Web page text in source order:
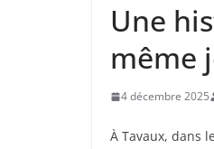
Une
même
4 décembre 2025
À Tavaux, dans